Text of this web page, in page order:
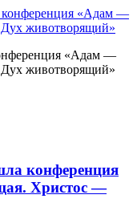
«Адам —
животворящий»
конференция
Христос —